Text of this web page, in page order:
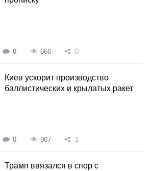
0 666 0
Киев ускорит производство
баллистических и крылатых ракет
0 907 1
Трамп ввязался в спор с